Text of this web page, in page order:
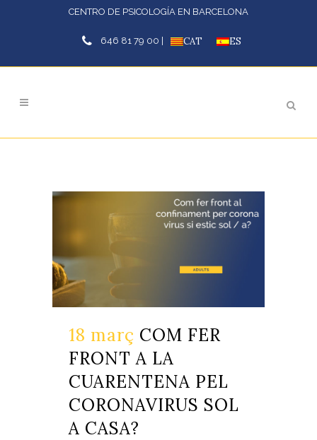
CENTRO DE PSICOLOGÍA EN BARCELONA
646 81 79 00 | CAT ES
18 març COM FER
FRONT A LA
CUARENTENA PEL
CORONAVIRUS SOL
A CASA?